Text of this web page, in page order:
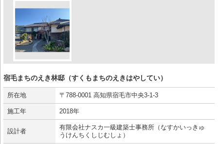
宿毛まちのえき林邸（すくもまちのえきはやしてい）
所在地 〒788-0001 高知県宿毛市中央3-1-3
施工年 2018年
設計者
有限会社ナスカ一級建築士事務所（なすかいっきゅ
うけんちくしじむしょ）